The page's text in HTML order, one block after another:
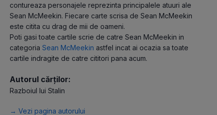
contureaza personajele reprezinta principalele atuuri ale
Sean McMeekin. Fiecare carte scrisa de Sean McMeekin
este citita cu drag de mii de oameni.
Poti gasi toate cartile scrie de catre Sean McMeekin in
categoria Sean McMeekin astfel incat ai ocazia sa toate
cartile indragite de catre cititori pana acum.
Autorul cărților:
Razboiul lui Stalin
→ Vezi pagina autorului